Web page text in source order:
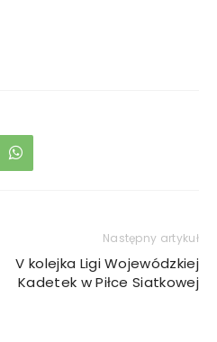
Następny artykuł
V kolejka Ligi Wojewódzkiej
Kadetek w Piłce Siatkowej